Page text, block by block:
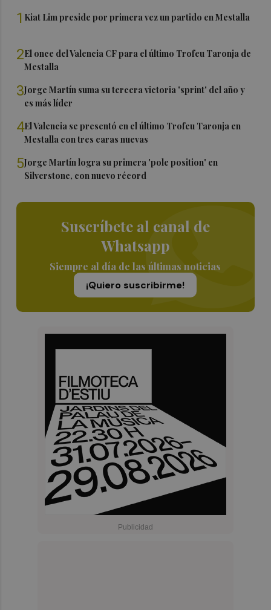
1 Kiat Lim preside por primera vez un partido en Mestalla
2El once del Valencia CF para el último Trofeu Taronja de
Mestalla
3Jorge Martín suma su tercera victoria 'sprint' del año y
es más líder
4El Valencia se presentó en el último Trofeu Taronja en
Mestalla con tres caras nuevas
5Jorge Martín logra su primera 'pole position' en
Silverstone, con nuevo récord
Suscríbete al canal de
Whatsapp
Siempre al día de las últimas noticias
¡Quiero suscribirme!